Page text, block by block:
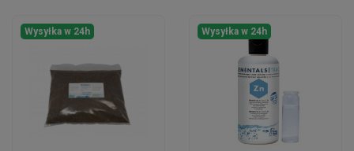
Wysyłka w 24h Wysyłka w 24h